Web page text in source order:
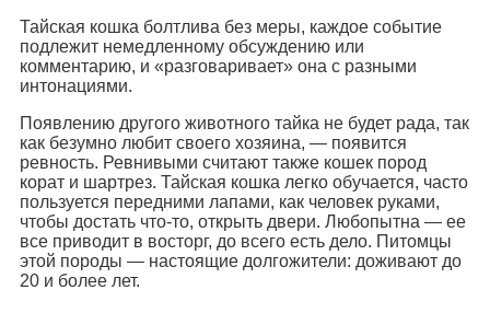
Тайская кошка болтлива без меры, каждое событие
подлежит немедленному обсуждению или
комментарию, и «разговаривает» она с разными
интонациями.
Появлению другого животного тайка не будет рада, так
как безумно любит своего хозяина, — появится
ревность. Ревнивыми считают также кошек пород
корат и шартрез. Тайская кошка легко обучается, часто
пользуется передними лапами, как человек руками,
чтобы достать что-то, открыть двери. Любопытна — ее
все приводит в восторг, до всего есть дело. Питомцы
этой породы — настоящие долгожители: доживают до
20 и более лет.